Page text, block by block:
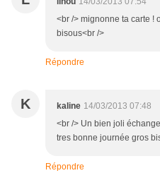
<br /> mignonne ta carte !
bisous<br />
Répondre
K kaline 14/03/2013 07:48
<br /> Un bien joli
tres bonne journée gros
Répondre